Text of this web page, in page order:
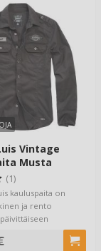
Vintage
Musta
(1)
kauluspaita on
ja rento